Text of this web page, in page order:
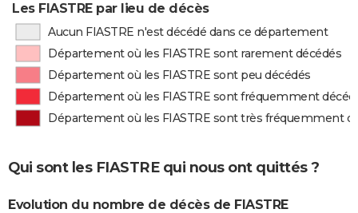
Les FIASTRE par lieu de décès
Aucun FIASTRE n'est décédé dans ce département
Département où les FIASTRE sont rarement décédés
Département où les FIASTRE sont peu décédés
Département où les FIASTRE sont fréquemment
Département où les FIASTRE sont très fréquemment
Qui sont les FIASTRE qui nous ont quittés ?
Evolution du nombre de décès de FIASTRE